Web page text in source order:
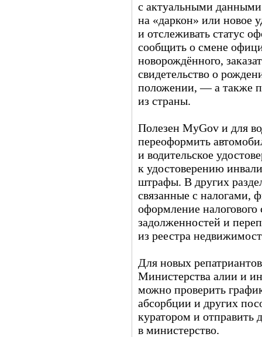
с актуальными данными
на «даркон» или новое
и отслеживать статус
сообщить о смене
новорождённого,
свидетельство о
положении, — а также
из страны.
Полезен MyGov и для
переоформить
и водительское
к удостоверению
штрафы. В других
связанные с налогами,
оформление налогового
задолженностей и
из реестра
Для новых
Министерства алии и
можно проверить
абсорбции и других
куратором и
в министерство.